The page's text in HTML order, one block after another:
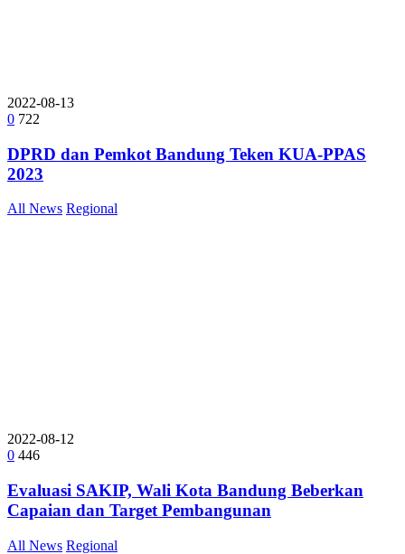
2022-08-13
0 722
DPRD dan Pemkot Bandung Teken KUA-PPAS
2023
All News Regional
2022-08-12
0 446
Evaluasi SAKIP, Wali Kota Bandung Beberkan
Capaian dan Target Pembangunan
All News Regional